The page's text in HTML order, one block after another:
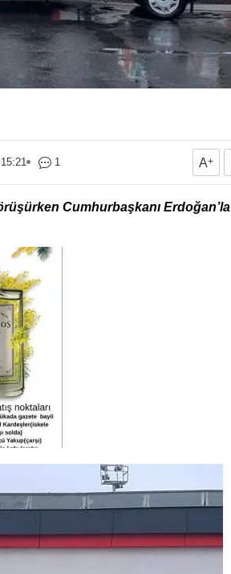
1 A+
Cumhurbaşkanı Erdoğan’la